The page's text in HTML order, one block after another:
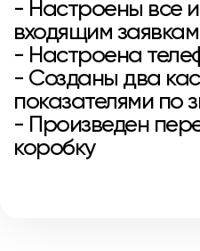
- Настроены все
входящим заявкам
- Настроена
- Созданы два
показателями по
- Произведен
коробку